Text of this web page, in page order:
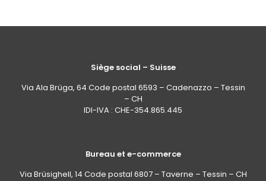
Siège social – Suisse
Via Ala Brüga, 64 Code postal 6593 – Cadenazzo – Tessin
– CH
IDI-IVA : CHE-354.865.445
Bureau et e-commerce
Via Brüsighell, 14 Code postal 6807 – Taverne – Tessin – CH